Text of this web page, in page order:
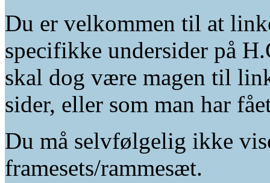
Du er velkommen til at
specifikke undersider på
skal dog være magen til
sider, eller som man har
Du må selvfølgelig ikke
framesets/rammesæt.